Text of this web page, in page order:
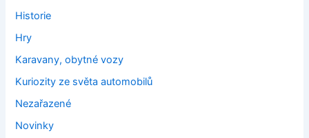
Historie
Hry
Karavany, obytné vozy
Kuriozity ze světa automobilů
Nezařazené
Novinky